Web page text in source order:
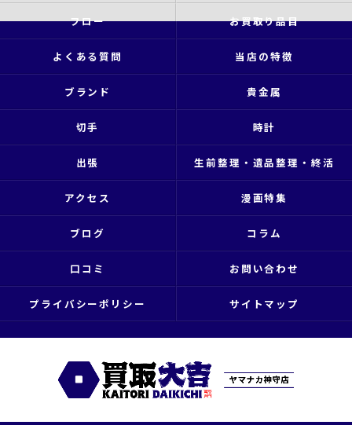
フロー お買取り品目
よくある質問 当店の特徴
ブランド 貴金属
切手 時計
出張 生前整理・遺品整理・終活
アクセス 漫画特集
ブログ コラム
口コミ お問い合わせ
プライバシーポリシー サイトマップ